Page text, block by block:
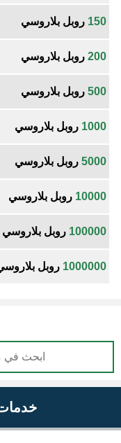
150 روبل بلاروسي
200 روبل بلاروسي
500 روبل بلاروسي
1000 روبل بلاروسي
5000 روبل بلاروسي
10000 روبل بلاروسي
100000 روبل بلاروسي
1000000 روبل